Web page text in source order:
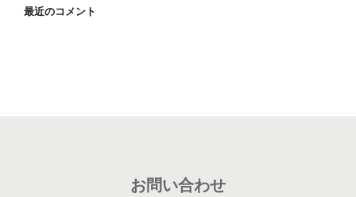
イ
最近のコメント
お問い合わせ